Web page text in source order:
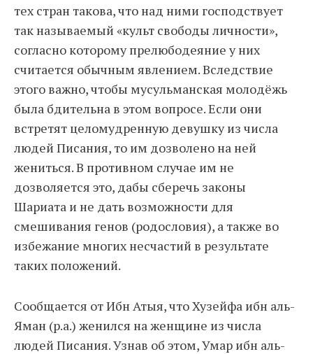
тех стран такова, что над ними господствует
так называемый «культ свободы личности»,
согласно которому прелюбодеяние у них
считается обычным явлением. Вследствие
этого важно, чтобы мусульманская молодёжь
была бдительна в этом вопросе. Если они
встретят целомудренную девушку из числа
людей Писания, то им дозволено на ней
жениться. В противном случае им не
дозволяется это, дабы сберечь законы
Шариата и не дать возможности для
смешивания генов (родословия), а также во
избежание многих несчастий в результате
таких положений.
Сообщается от Ибн Атыя, что Хузейфа ибн аль-
Яман (р.а.) женился на женщине из числа
людей Писания. Узнав об этом, Умар ибн аль-